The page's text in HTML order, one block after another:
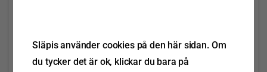
med ERMAX arbetsbelysning
I Släpis sortiment finns arbets- och backbelysning
Släpis använder cookies på den här sidan. Om
du tycker det är ok, klickar du bara på